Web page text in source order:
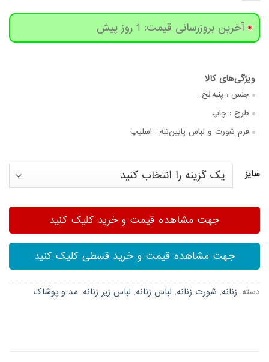
آخرین بروزرسانی قیمت: 1 روز پیش
جنس : پنبه,نخ,
طرح : چاپ
فرم شورت و لباس پایین‌تنه : اسلیپ
سایز
جهت مشاهده قیمت و خرید کلیک کنید
جهت مشاهده قیمت و خرید قسطی کلیک کنید
دسته: زنانه, شورت زنانه, لباس زنانه, لباس زیر زنانه, مد و پوشاک